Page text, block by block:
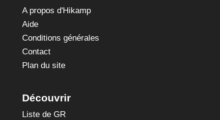
A propos d'Hikamp
Aide
Conditions générales
Contact
Plan du site
Découvrir
Liste de GR